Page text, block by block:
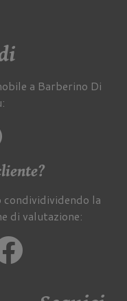
a Barberino Di
la
di valutazione: